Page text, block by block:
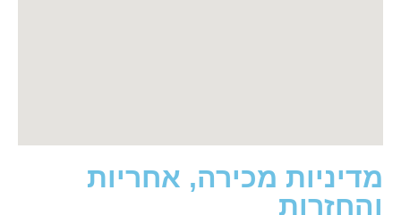
מכירה, אחריות